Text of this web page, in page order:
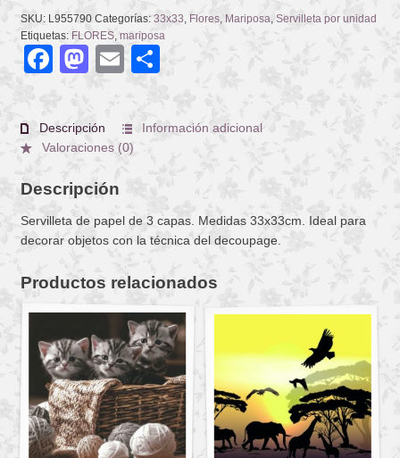
cantidad
SKU: L955790 Categorías: 33x33 Flores, Mariposa Servilleta por unidad
Etiquetas: FLORES, mariposa
Facebook
Mastodon
EmailCompartir
Descripción
Información adicional
Valoraciones (0)
Descripción
Servilleta de papel de 3 capas. Medidas 33x33cm. Ideal para
decorar objetos con la técnica del decoupage.
Productos relacionados